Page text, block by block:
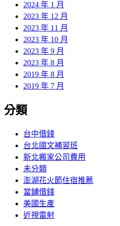
2024 年 1 月
2023 年 12 月
2023 年 11 月
2023 年 10 月
2023 年 9 月
2023 年 8 月
2019 年 8 月
2019 年 7 月
分類
台中借錢
台北國文補習班
新北搬家公司費用
未分類
澎湖花火節住宿推薦
當鋪借錢
美國生產
近視雷射